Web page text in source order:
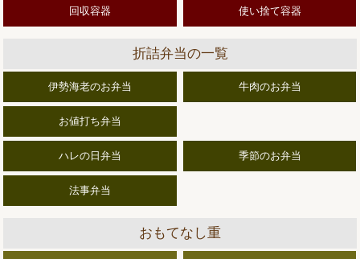
回収容器 使い捨て容器
折詰弁当の一覧
伊勢海老のお弁当 牛肉のお弁当
お値打ち弁当
ハレの日弁当 季節のお弁当
法事弁当
おもてなし重